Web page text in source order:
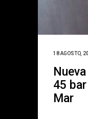
18 AGOSTO,
45
Mar